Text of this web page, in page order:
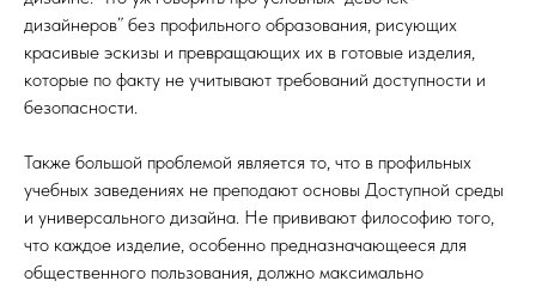
дизайнеров” без профильного образования, рисующих
красивые эскизы и превращающих их в готовые изделия,
которые по факту не учитывают требований доступности и
безопасности.
Также большой проблемой является то, что в профильных
учебных заведениях не преподают основы Доступной среды
и универсального дизайна. Не прививают философию того,
что каждое изделие, особенно предназначающееся для
общественного пользования, должно максимально